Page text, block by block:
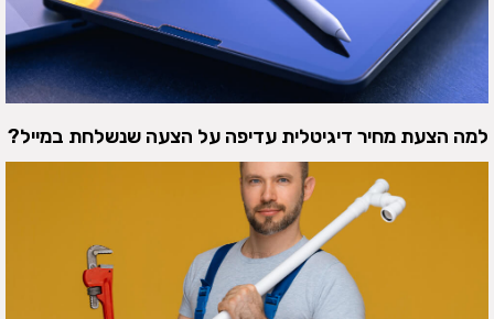
למה הצעת מחיר דיגיטלית עדיפה על הצעה שנשלחת במייל?